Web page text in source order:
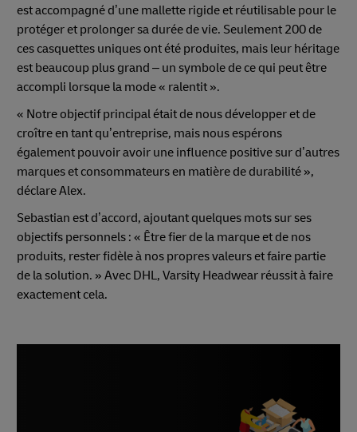
est accompagné d’une mallette rigide et réutilisable pour le
protéger et prolonger sa durée de vie. Seulement 200 de
ces casquettes uniques ont été produites, mais leur héritage
est beaucoup plus grand – un symbole de ce qui peut être
accompli lorsque la mode « ralentit ».
« Notre objectif principal était de nous développer et de
croître en tant qu’entreprise, mais nous espérons
également pouvoir avoir une influence positive sur d’autres
marques et consommateurs en matière de durabilité »,
déclare Alex.
Sebastian est d’accord, ajoutant quelques mots sur ses
objectifs personnels : « Être fier de la marque et de nos
produits, rester fidèle à nos propres valeurs et faire partie
de la solution. » Avec DHL, Varsity Headwear réussit à faire
exactement cela.